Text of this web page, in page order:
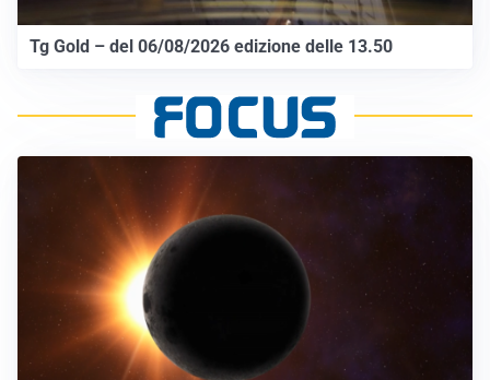
Tg Gold – del 06/08/2026 edizione delle 13.50